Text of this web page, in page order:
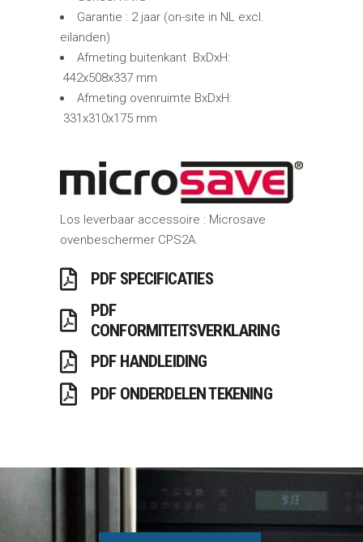
Garantie : 2 jaar (on-site in NL excl.
eilanden)
Afmeting buitenkant BxDxH:
442x508x337 mm
Afmeting ovenruimte BxDxH:
331x310x175 mm
Los leverbaar accessoire : Microsave
ovenbeschermer CPS2A.
PDF SPECIFICATIES
PDF
CONFORMITEITSVERKLARING
PDF HANDLEIDING
PDF ONDERDELEN TEKENING